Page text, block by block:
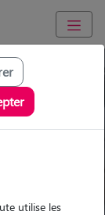
!
utilise les